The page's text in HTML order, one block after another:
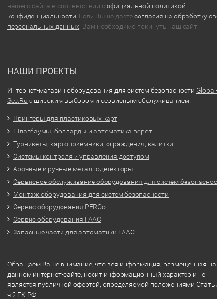
нашего сайта в соответствии софициальной политикой
конфиденциальности . Если Вы не даетесогласия на обработку
персональных данных , Вам необходимо покинуть наш сайт.
НАШИ ПРОЕКТЫ
Интернет-магазин оборудования для систем безопасности Global-
Sec.Ru с широким выбором и сервисным обслуживанием.
Принтеры для пластиковых карт
Шлагбаумы, болларды и автоматика ворот
Турникеты, картоприемники, ограждения, калитки
Системы контроля и управления доступом
Арочные и ручные металлодетекторы
Сервисное обслуживание оборудования для систем
Монтаж оборудования для систем безопасности
Сервис оборудования PERCo
Сервис оборудования FAAC
Запасные части для автоматики FAAC
Обращаем Ваше внимание, что вся информация, размещенная на
данном интернет-сайте, носит информационный характер и не
является публичной офертой, определяемой положениями
ч.2 ГК РФ.